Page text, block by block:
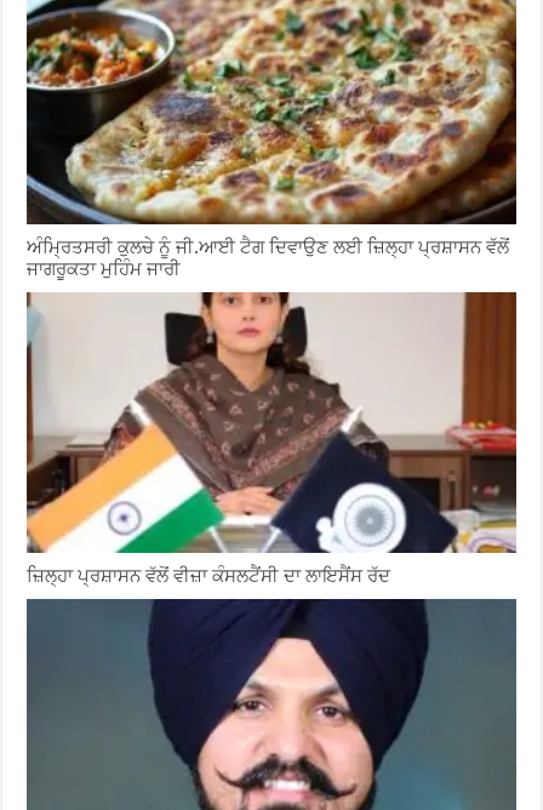
ਅੰਮ੍ਰਿਤਸਰੀ ਕੁਲਚੇ ਨੂੰ ਜੀ.ਆਈ ਟੈਗ ਦਿਵਾਉਣ ਲਈ ਜ਼ਿਲ੍ਹਾ ਪ੍ਰਸ਼ਾਸਨ ਵੱਲੋਂ
ਜਾਗਰੂਕਤਾ ਮੁਹਿੰਮ ਜਾਰੀ
ਜ਼ਿਲ੍ਹਾ ਪ੍ਰਸ਼ਾਸਨ ਵੱਲੋਂ ਵੀਜ਼ਾ ਕੰਸਲਟੈਂਸੀ ਦਾ ਲਾਇਸੈਂਸ ਰੱਦ